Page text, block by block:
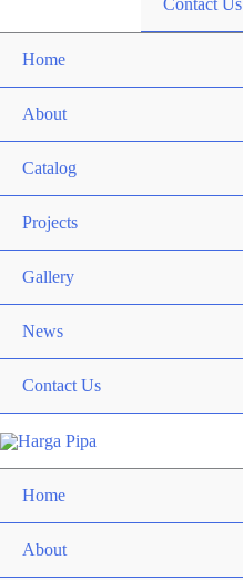
Contact Us
Home
About
Catalog
Projects
Gallery
News
Contact Us
Home
About